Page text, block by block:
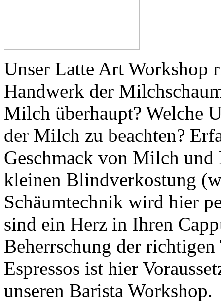
Unser Latte Art Workshop
Handwerk der
Milch überhaupt? Welche
der Milch zu beachten?
Geschmack von Milch
kleinen Blindverkostung
Schäumtechnik wird hier
sind ein Herz in Ihren
Beherrschung der
Espressos ist hier
unseren Barista Workshop.